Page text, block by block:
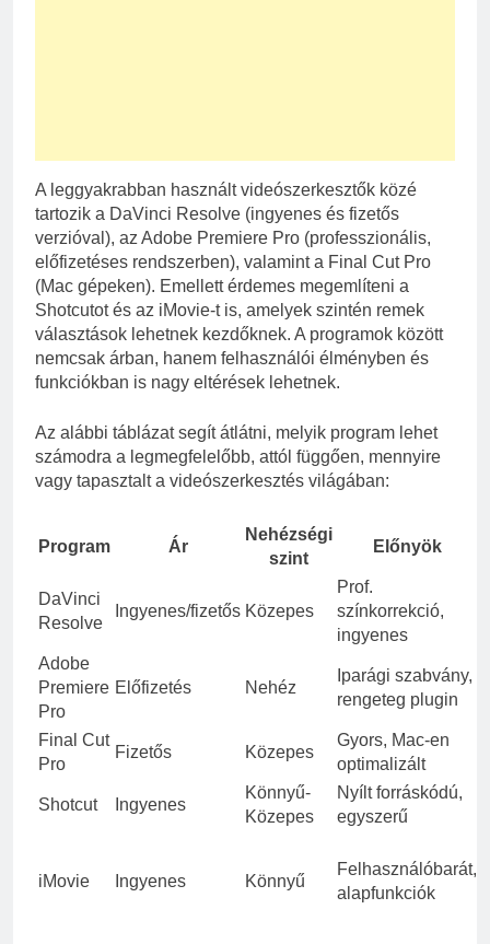
A leggyakrabban használt videószerkesztők közé
tartozik a DaVinci Resolve (ingyenes és fizetős
verzióval), az Adobe Premiere Pro (professzionális,
előfizetéses rendszerben), valamint a Final Cut Pro
(Mac gépeken). Emellett érdemes megemlíteni a
Shotcutot és az iMovie-t is, amelyek szintén remek
választások lehetnek kezdőknek. A programok között
nemcsak árban, hanem felhasználói élményben és
funkciókban is nagy eltérések lehetnek.
Az alábbi táblázat segít átlátni, melyik program lehet
számodra a legmegfelelőbb, attól függően, mennyire
vagy tapasztalt a videószerkesztés világában:
Program Ár
Nehézségi
szint
Előnyök
DaVinci
Resolve
Ingyenes/fizetős Közepes
Prof.
színkorrekció,
ingyenes
Adobe
Premiere
Pro
Előfizetés Nehéz
Iparági szabvány,
rengeteg plugin
Final Cut
Pro
Fizetős Közepes
Gyors, Mac-en
optimalizált
Shotcut Ingyenes
Könnyű-
Közepes
Nyílt forráskódú,
egyszerű
iMovie Ingyenes Könnyű
Felhasználóbarát,
alapfunkciók